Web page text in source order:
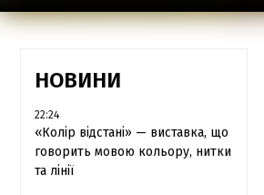
НОВИНИ
22:24
«Колір відстані» — виставка, що
говорить мовою кольору, нитки
та лінії